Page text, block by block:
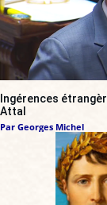
Ingérences
Attal
Par Georges Michel